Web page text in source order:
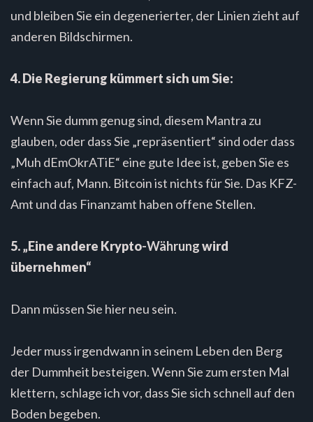
und bleiben Sie ein degenerierter, der Linien zieht auf
anderen Bildschirmen.
4. Die Regierung kümmert sich um Sie:
Wenn Sie dumm genug sind, diesem Mantra zu
glauben, oder dass Sie „repräsentiert“ sind oder dass
„Muh dEmOkrATiE“ eine gute Idee ist, geben Sie es
einfach auf, Mann. Bitcoin ist nichts für Sie. Das KFZ-
Amt und das Finanzamt haben offene Stellen.
5. „Eine andere Krypto-Währungwird
übernehmen“
Dann müssen Sie hier neu sein.
Jeder muss irgendwann in seinem Leben den Berg
der Dummheit besteigen. Wenn Sie zum ersten Mal
klettern, schlage ich vor, dass Sie sich schnell auf den
Boden begeben.